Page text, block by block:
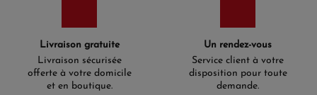
Livraison gratuite
Livraison sécurisée
offerte à votre domicile
et en boutique.
Un rendez-vous
Service client à votre
disposition pour toute
demande.